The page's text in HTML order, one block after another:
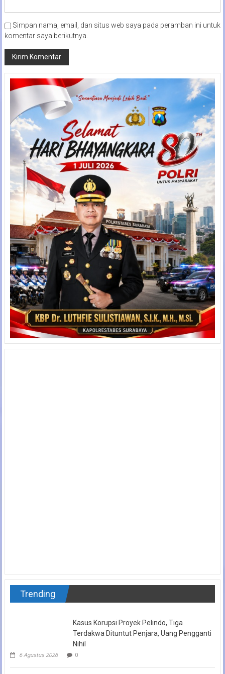
Simpan nama, email, dan situs web saya pada peramban ini untuk
komentar saya berikutnya.
Trending
Kasus Korupsi Proyek Pelindo, Tiga
Terdakwa Dituntut Penjara, Uang Pengganti
Nihil
6 Agustus 2026 0